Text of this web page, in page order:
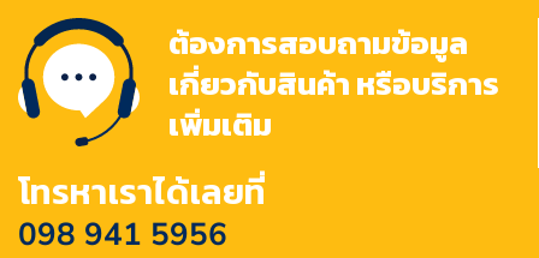
ต้องการสอบถามข้อมูล
เกี่ยวกับสินค้า หรือบริการ
เพิ่มเติม
โทรหาเราได้เลยที่
098 941 5956